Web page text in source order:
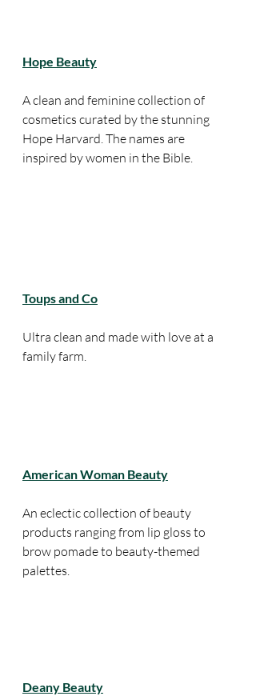
Hope Beauty
A clean and feminine collection of
cosmetics curated by the stunning
Hope Harvard. The names are
inspired by women in the Bible.
Toups and Co
Ultra clean and made with love at a
family farm.
American Woman Beauty
An eclectic collection of beauty
products ranging from lip gloss to
brow pomade to beauty-themed
palettes.
Deany Beauty